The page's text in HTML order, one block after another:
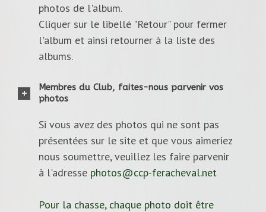
photos de l'album.
Cliquer sur le libellé "Retour" pour fermer
l'album et ainsi retourner à la liste des
albums.
Membres du Club, faites-nous parvenir vos
photos
Si vous avez des photos qui ne sont pas
présentées sur le site et que vous aimeriez
nous soumettre, veuillez les faire parvenir
à l'adresse photos@ccp-feracheval.net
Pour la chasse, chaque photo doit être